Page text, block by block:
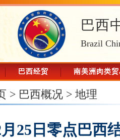
巴西
Brazil
巴西经贸 南美洲肉类
> 巴西概况 > 地理
25日零点巴西